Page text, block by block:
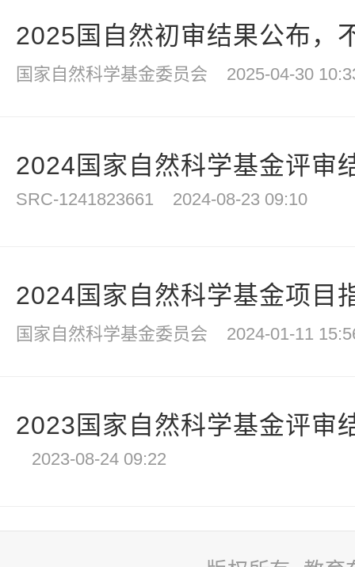
2025国自然初审结果公布，
国家自然科学基金委员会 2025-04-30
2024国家自然科学基金评审
SRC-1241823661 2024-08-23 09:10
2024国家自然科学基金项目
国家自然科学基金委员会 2024-01-11
2023国家自然科学基金评审
2023-08-24 09:22